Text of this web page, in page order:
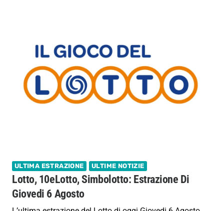
ULTIMA ESTRAZIONE ULTIME NOTIZIE
Lotto, 10eLotto, Simbolotto: Estrazione Di
Giovedi 6 Agosto